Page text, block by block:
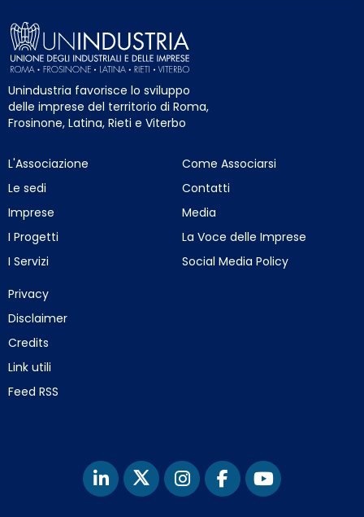
Unindustria favorisce lo sviluppo
delle imprese del territorio di Roma,
Frosinone, Latina, Rieti e Viterbo
L'Associazione
Le sedi
Imprese
I Progetti
I Servizi
Come Associarsi
Contatti
Media
La Voce delle Imprese
Social Media Policy
Privacy
Disclaimer
Credits
Link utili
Feed RSS